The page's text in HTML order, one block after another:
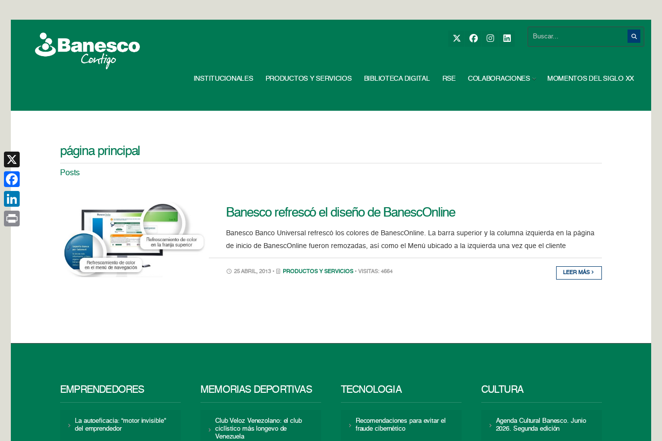
INSTITUCIONALES PRODUCTOS Y SERVICIOS BIBLIOTECA DIGITAL RSE COLABORACIONES MOMENTOS DEL SIGLO XX
página principal
Posts
Banesco refrescó el diseño de BanescOnline
Banesco Banco Universal refrescó los colores de BanescOnline. La barra superior y la columna izquierda en la página
de inicio de BanescOnline fueron remozadas, así como el Menú ubicado a la izquierda una vez que el cliente
25 ABRIL, 2013 • PRODUCTOS Y SERVICIOS • VISITAS: 4664 LEER MÁS
EMPRENDEDORES
La autoeficacia: “motor invisible”
del emprendedor
MEMORIAS DEPORTIVAS
Club Veloz Venezolano: el club
ciclístico más longevo de
Venezuela
TECNOLOGÍA
Recomendaciones para evitar el
fraude cibernético
CULTURA
Agenda Cultural Banesco. Junio
2026. Segunda edición
X
Facebook
LinkedIn